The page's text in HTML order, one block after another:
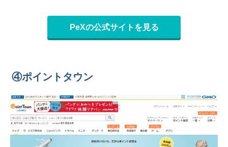
PeXの公式サイトを見る
④ポイントタウン